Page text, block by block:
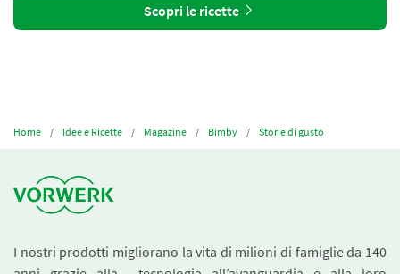
Scopri le ricette
Home Idee e Ricette Magazine Bimby Storie di gusto
I nostri prodotti migliorano la vita di milioni di famiglie da 140